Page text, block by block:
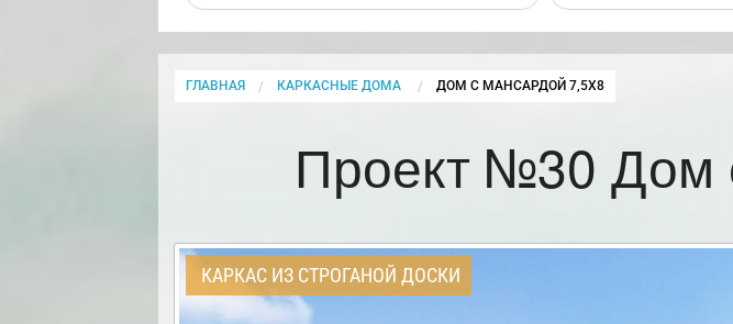
ГЛАВНАЯ КАРКАСНЫЕ ДОМА CURRENT:
ДОМ С МАНСАРДОЙ 7,5Х8
Проект №30 Дом
КАРКАС ИЗ СТРОГАНОЙ ДОСКИ